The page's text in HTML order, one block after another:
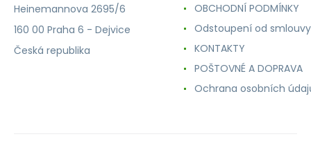
Heinemannova 2695/6
160 00 Praha 6 - Dejvice
Česká republika
OBCHODNÍ PODMÍNKY
Odstoupení od smlouvy
KONTAKTY
POŠTOVNÉ A DOPRAVA
Ochrana osobních